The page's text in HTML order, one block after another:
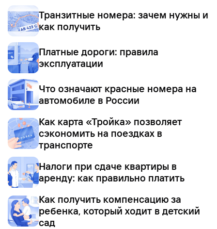
Транзитные номера: зачем нужны и
как получить
Платные дороги: правила
эксплуатации
Что означают красные номера на
автомобиле в России
Как карта «Тройка» позволяет
сэкономить на поездках в
транспорте
Налоги при сдаче квартиры в
аренду: как правильно платить
Как получить компенсацию за
ребенка, который ходит в детский
сад